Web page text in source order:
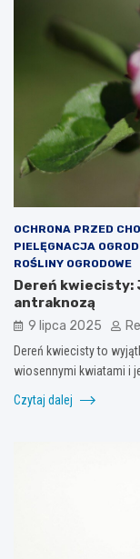
OCHRONA PRZED
PIELĘGNACJA
ROŚLINY OGRODOWE
Dereń kwiecisty:
antraknozą
9 lipca 2025
Dereń kwiecisty to
wiosennymi kwiatami i
Czytaj dalej